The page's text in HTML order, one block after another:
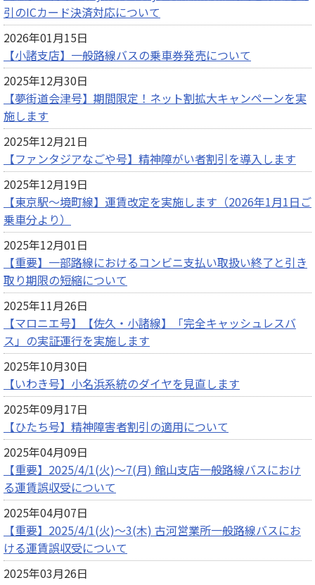
引のICカード決済対応について
2026年01月15日
【小諸支店】一般路線バスの乗車券発売について
2025年12月30日
【夢街道会津号】期間限定！ネット割拡大キャンペーンを実
施します
2025年12月21日
【ファンタジアなごや号】精神障がい者割引を導入します
2025年12月19日
【東京駅～境町線】運賃改定を実施します（2026年1月1日ご
乗車分より）
2025年12月01日
【重要】一部路線におけるコンビニ支払い取扱い終了と引き
取り期限の短縮について
2025年11月26日
【マロニエ号】【佐久・小諸線】「完全キャッシュレスバ
ス」の実証運行を実施します
2025年10月30日
【いわき号】小名浜系統のダイヤを見直します
2025年09月17日
【ひたち号】精神障害者割引の適用について
2025年04月09日
【重要】2025/4/1(火)～7(月) 館山支店一般路線バスにおけ
る運賃誤収受について
2025年04月07日
【重要】2025/4/1(火)～3(木) 古河営業所一般路線バスにお
ける運賃誤収受について
2025年03月26日